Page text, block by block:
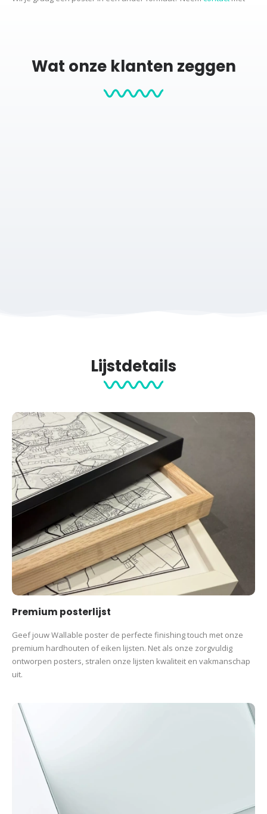
Wat onze klanten zeggen
Lijstdetails
Premium posterlijst
Geef jouw Wallable poster de perfecte finishing touch met onze
premium hardhouten of eiken lijsten. Net als onze zorgvuldig
ontworpen posters, stralen onze lijsten kwaliteit en vakmanschap
uit.